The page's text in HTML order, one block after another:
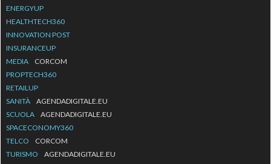
ENERGYUP
HEALTHTECH360
INNOVATION POST
INSURANCEUP
MEDIA
CORCOM
PROPTECH360
RETAILUP
SANITÀ
AGENDADIGITALE.EU
SCUOLA
AGENDADIGITALE.EU
SPACECONOMY360
TELCO
CORCOM
TURISMO
AGENDADIGITALE.EU